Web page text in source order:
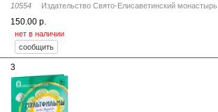
Издательство Свято-Елисаветинский монастырь
10554
150.00 р.
нет в наличии
3